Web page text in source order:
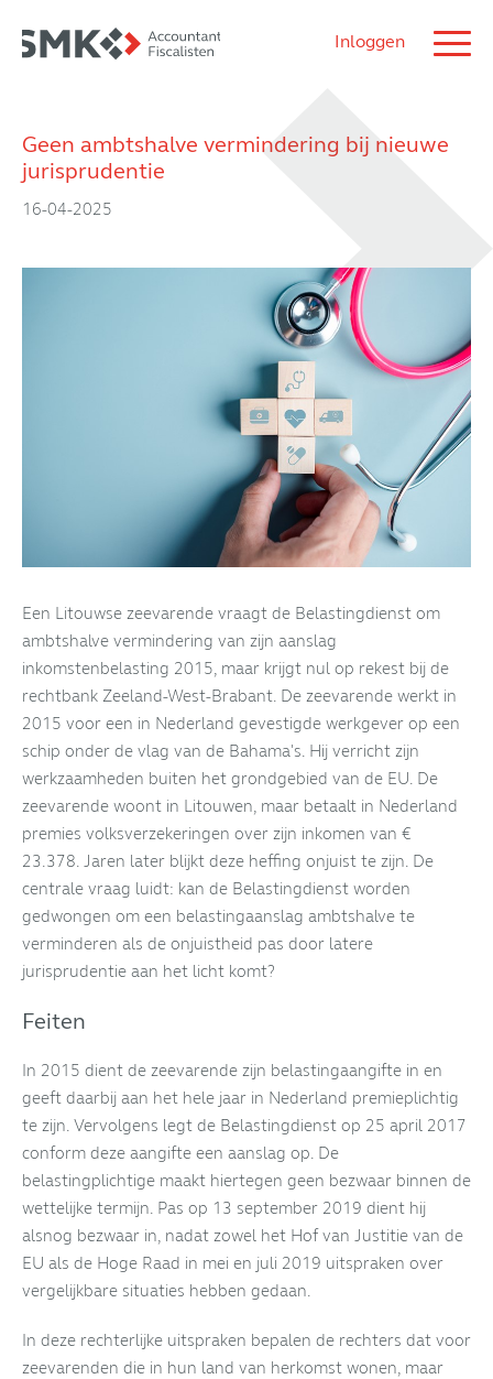
Inloggen
Geen ambtshalve vermindering bij nieuwe
jurisprudentie
16-04-2025
Een Litouwse zeevarende vraagt de Belastingdienst om
ambtshalve vermindering van zijn aanslag
inkomstenbelasting 2015, maar krijgt nul op rekest bij de
rechtbank Zeeland-West-Brabant. De zeevarende werkt in
2015 voor een in Nederland gevestigde werkgever op een
schip onder de vlag van de Bahama's. Hij verricht zijn
werkzaamheden buiten het grondgebied van de EU. De
zeevarende woont in Litouwen, maar betaalt in Nederland
premies volksverzekeringen over zijn inkomen van €
23.378. Jaren later blijkt deze heffing onjuist te zijn. De
centrale vraag luidt: kan de Belastingdienst worden
gedwongen om een belastingaanslag ambtshalve te
verminderen als de onjuistheid pas door latere
jurisprudentie aan het licht komt?
Feiten
In 2015 dient de zeevarende zijn belastingaangifte in en
geeft daarbij aan het hele jaar in Nederland premieplichtig
te zijn. Vervolgens legt de Belastingdienst op 25 april 2017
conform deze aangifte een aanslag op. De
belastingplichtige maakt hiertegen geen bezwaar binnen de
wettelijke termijn. Pas op 13 september 2019 dient hij
alsnog bezwaar in, nadat zowel het Hof van Justitie van de
EU als de Hoge Raad in mei en juli 2019 uitspraken over
vergelijkbare situaties hebben gedaan.
In deze rechterlijke uitspraken bepalen de rechters dat voor
zeevarenden die in hun land van herkomst wonen, maar